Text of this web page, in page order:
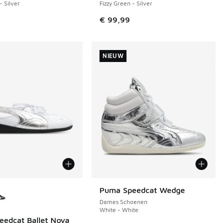
naar € 75,00
Silver
Fizzy Green - Silver
€ 99,99
Ballet Nova
Puma Speedcat Wedge
Dames Schoenen
White - White
NIEUW
NIEUW